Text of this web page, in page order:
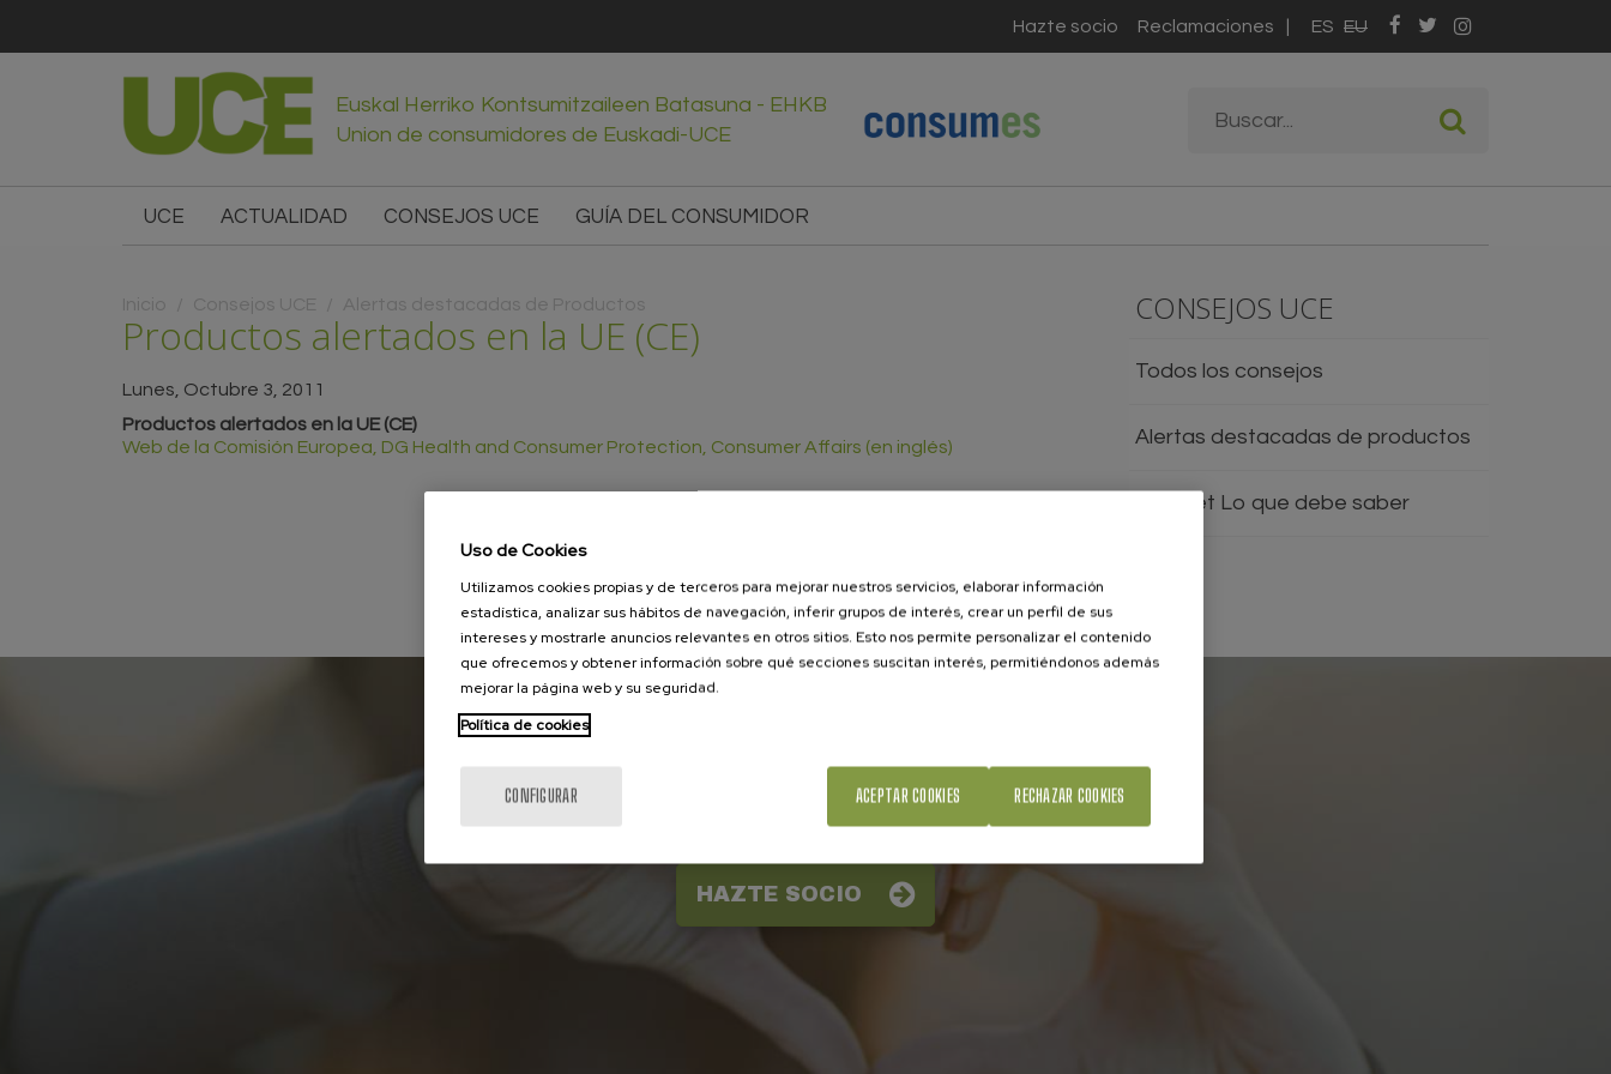
ES EU
Hazte socio Reclamaciones
Euskal Herriko Kontsumitzaileen Batasuna - EHKB
Union de consumidores de Euskadi-UCE
búsqueda
UCE ACTUALIDAD CONSEJOS UCE GUÍA DEL CONSUMIDOR
Usted está aquí
Inicio Consejos UCE Alertas destacadas de Productos
Productos alertados en la UE (CE)
Lunes, Octubre 3, 2011
Productos alertados en la UE (CE)
Web de la Comisión Europea, DG Health and Consumer Protection, Consumer Affairs (en inglés)
CONSEJOS UCE
Todos los consejos
Alertas destacadas de productos
Internet Lo que debe saber
Juntos seremos más fuertes en la defensa
de los derechos de los consumidores
HAZTE SOCIO
Uso de Cookies
Utilizamos cookies propias y de terceros para mejorar nuestros servicios, elaborar información
estadística, analizar sus hábitos de navegación, inferir grupos de interés, crear un perfil de sus
intereses y mostrarle anuncios relevantes en otros sitios. Esto nos permite personalizar el contenido
que ofrecemos y obtener información sobre qué secciones suscitan interés, permitiéndonos además
mejorar la página web y su seguridad.
Política de cookies
CONFIGURAR RECHAZAR COOKIES
ACEPTAR COOKIES